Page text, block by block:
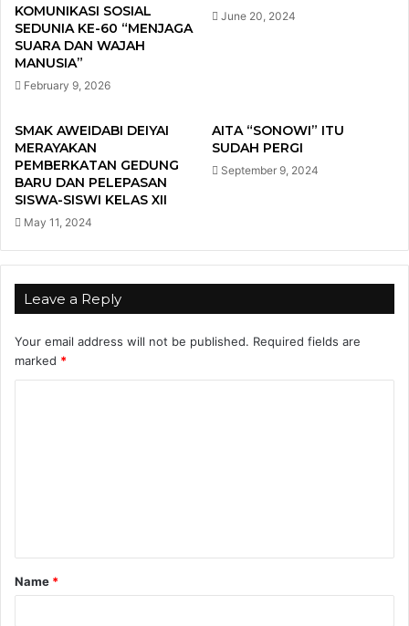
KOMUNIKASI SOSIAL
SEDUNIA KE-60 “MENJAGA
SUARA DAN WAJAH
MANUSIA”
February 9, 2026
June 20, 2024
SMAK AWEIDABI DEIYAI
MERAYAKAN
PEMBERKATAN GEDUNG
BARU DAN PELEPASAN
SISWA-SISWI KELAS XII
May 11, 2024
AITA “SONOWI” ITU
SUDAH PERGI
September 9, 2024
Leave a Reply
Your email address will not be published. Required fields are
marked *
t
*
Name *